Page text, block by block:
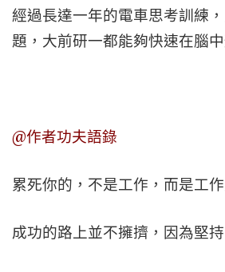
經過長達一年的電車思考訓練
題，大前研一都能夠快速在腦
@作者功夫語錄
累死你的，不是工作，而是工作
成功的路上並不擁擠，因為堅